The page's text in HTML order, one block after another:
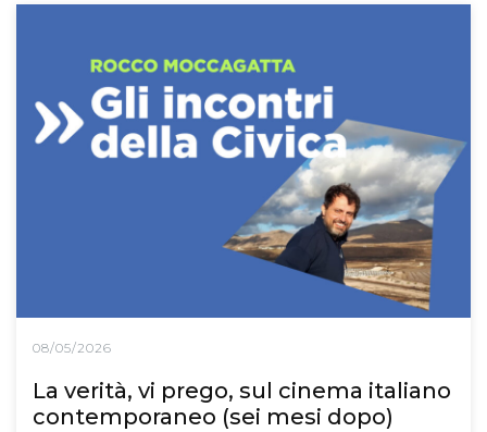
08/05/2026
La verità, vi prego, sul cinema italiano
contemporaneo (sei mesi dopo)